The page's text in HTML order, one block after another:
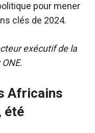
pour mener
clés de 2024.
exécutif de la
Africains
été